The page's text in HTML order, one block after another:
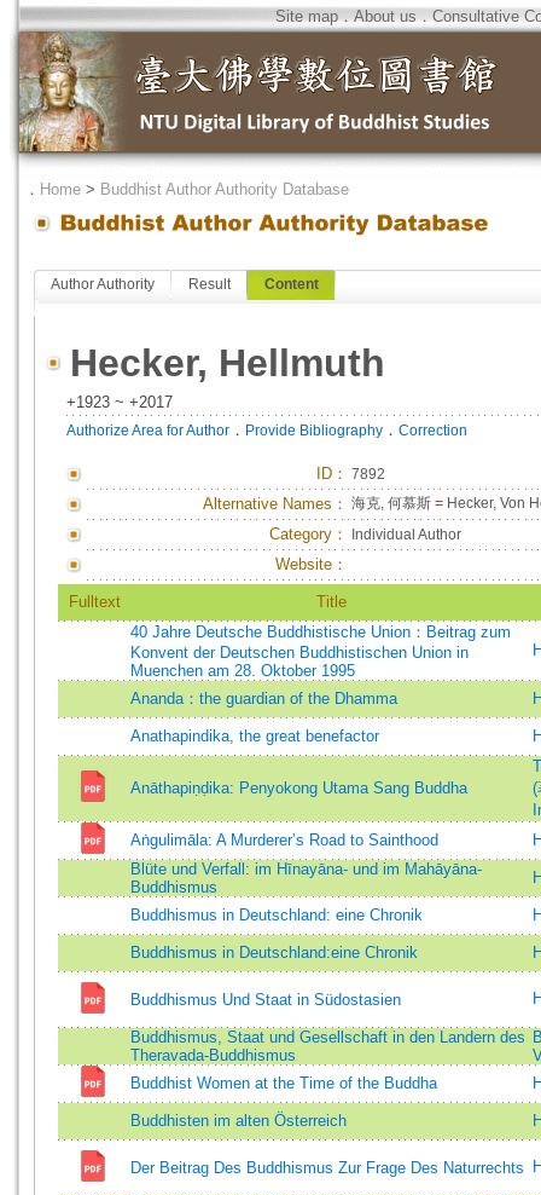
Site map．About us．Consultative
． Home > Buddhist Author Authority Database
Author Authority Result Content
Hecker, Hellmuth
+1923 ~ +2017
Authorize Area for Author ． Provide Bibliography ． Correction
ID ： 7892
Alternative Names： 海克, 何慕斯 = Hecker, Von
Category： Individual Author
Website：
Fulltext
Title
40 Jahre Deutsche Buddhistische Union：Beitrag zum
Konvent der Deutschen Buddhistischen Union in
Muenchen am 28. Oktober 1995
Ananda：the guardian of the Dhamma
Anathapindika, the great benefactor
Anāthapiṇḍika: Penyokong Utama Sang Buddha
(
Aṅgulimāla: A Murderer’s Road to Sainthood
Blüte und Verfall: im Hīnayāna- und im Mahāyāna-
Buddhismus
Buddhismus in Deutschland: eine Chronik
Buddhismus in Deutschland:eine Chronik
Buddhismus Und Staat in Südostasien
Buddhismus, Staat und Gesellschaft in den Landern des
Theravada-Buddhismus
Buddhist Women at the Time of the Buddha
Buddhisten im alten Österreich
Der Beitrag Des Buddhismus Zur Frage Des Naturrechts